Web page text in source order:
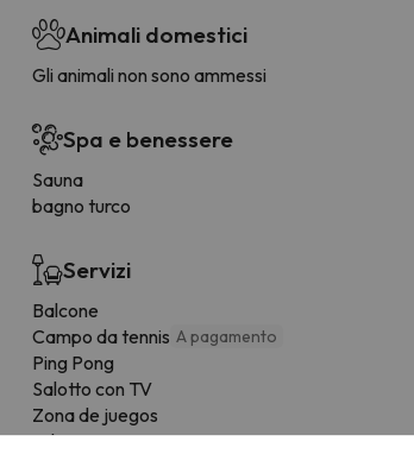
Animali domestici
Gli animali non sono ammessi
Spa e benessere
Sauna
bagno turco
Servizi
Balcone
Campo da tennis A pagamento
Ping Pong
Salotto con TV
Zona de juegos
solario